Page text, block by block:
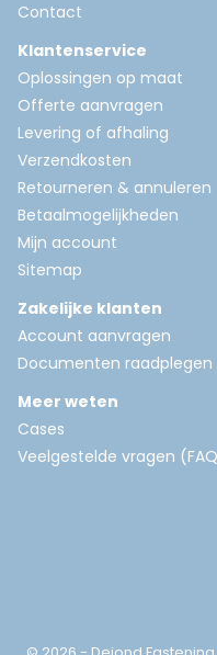
Contact
Klantenservice
Oplossingen op maat
Offerte aanvragen
Levering of afhaling
Verzendkosten
Retourneren & annuleren
Betaalmogelijkheden
Mijn account
Sitemap
Zakelijke klanten
Account aanvragen
Documenten raadplegen
Meer weten
Cases
Veelgestelde vragen